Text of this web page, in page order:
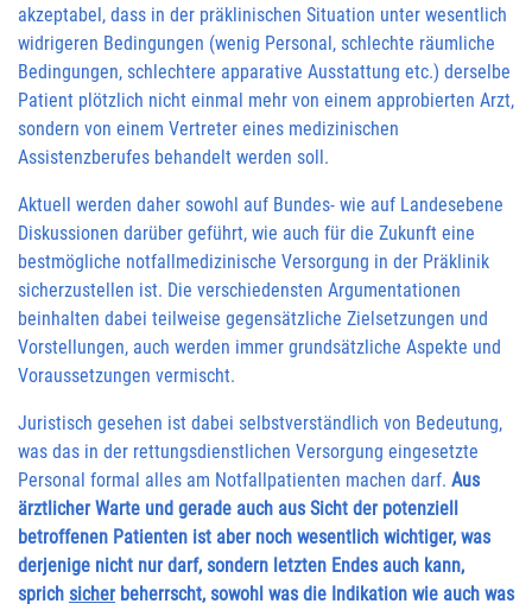
akzeptabel, dass in der präklinischen Situation unter wesentlich
widrigeren Bedingungen (wenig Personal, schlechte räumliche
Bedingungen, schlechtere apparative Ausstattung etc.) derselbe
Patient plötzlich nicht einmal mehr von einem approbierten Arzt,
sondern von einem Vertreter eines medizinischen
Assistenzberufes behandelt werden soll.
Aktuell werden daher sowohl auf Bundes- wie auf Landesebene
Diskussionen darüber geführt, wie auch für die Zukunft eine
bestmögliche notfallmedizinische Versorgung in der Präklinik
sicherzustellen ist. Die verschiedensten Argumentationen
beinhalten dabei teilweise gegensätzliche Zielsetzungen und
Vorstellungen, auch werden immer grundsätzliche Aspekte und
Voraussetzungen vermischt.
Juristisch gesehen ist dabei selbstverständlich von Bedeutung,
was das in der rettungsdienstlichen Versorgung eingesetzte
Personal formal alles am Notfallpatienten machen darf. Aus
ärztlicher Warte und gerade auch aus Sicht der potenziell
betroffenen Patienten ist aber noch wesentlich wichtiger, was
derjenige nicht nur darf, sondern letzten Endes auch kann,
sprich sicherbeherrscht, sowohl was die Indikation wie auch was